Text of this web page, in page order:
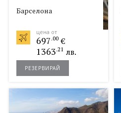
Барселона
цена от
697 .00 €
1363.21 лв.
РЕЗЕРВИРАЙ